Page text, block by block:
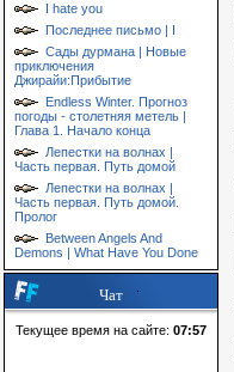
I hate you
Последнее письмо | I
Сады дурмана | Новые
приключения
Джирайи:Прибытие
Endless Winter. Прогноз
погоды - столетняя метель |
Глава 1. Начало конца
Лепестки на волнах |
Часть первая. Путь домой
Лепестки на волнах |
Часть первая. Путь домой.
Пролог
Between Angels And
Demons | What Have You Done
Чат
Текущее время на сайте: 07:57